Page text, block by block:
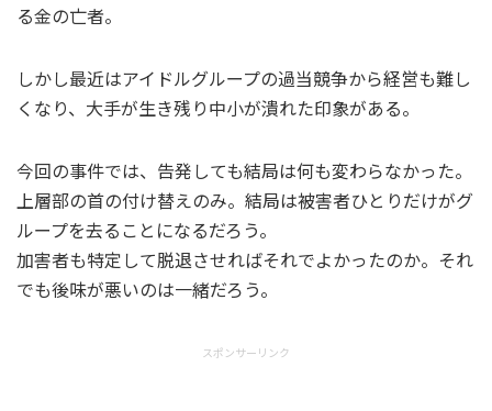
る金の亡者。
しかし最近はアイドルグループの過当競争から経営も難し
くなり、大手が生き残り中小が潰れた印象がある。
今回の事件では、告発しても結局は何も変わらなかった。
上層部の首の付け替えのみ。結局は被害者ひとりだけがグ
ループを去ることになるだろう。
加害者も特定して脱退させればそれでよかったのか。それ
でも後味が悪いのは一緒だろう。
スポンサーリンク